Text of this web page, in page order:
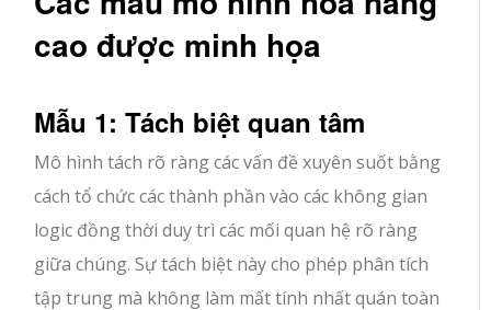
cao được minh họa
Mẫu 1: Tách biệt quan tâm
Mô hình tách rõ ràng các vấn đề xuyên suốt bằng
cách tổ chức các thành phần vào các không gian
logic đồng thời duy trì các mối quan hệ rõ ràng
giữa chúng. Sự tách biệt này cho phép phân tích
tập trung mà không làm mất tính nhất quán toàn